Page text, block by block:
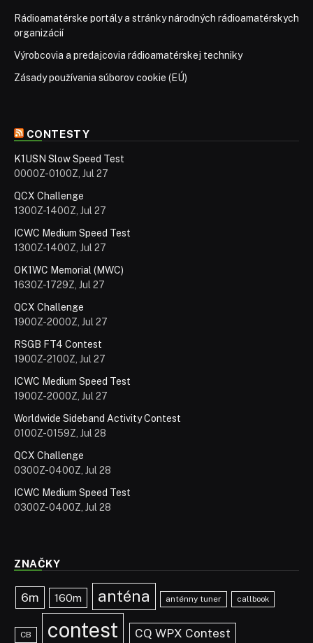
Rádioamatérske portály a stránky národných rádioamatérskych
organizácií
Výrobcovia a predajcovia rádioamatérskej techniky
Zásady používania súborov cookie (EÚ)
CONTESTY
K1USN Slow Speed Test
0000Z-0100Z, Jul 27
QCX Challenge
1300Z-1400Z, Jul 27
ICWC Medium Speed Test
1300Z-1400Z, Jul 27
OK1WC Memorial (MWC)
1630Z-1729Z, Jul 27
QCX Challenge
1900Z-2000Z, Jul 27
RSGB FT4 Contest
1900Z-2100Z, Jul 27
ICWC Medium Speed Test
1900Z-2000Z, Jul 27
Worldwide Sideband Activity Contest
0100Z-0159Z, Jul 28
QCX Challenge
0300Z-0400Z, Jul 28
ICWC Medium Speed Test
0300Z-0400Z, Jul 28
ZNAČKY
6m 160m anténa anténny tuner callbook
CB contest CQ WPX Contest